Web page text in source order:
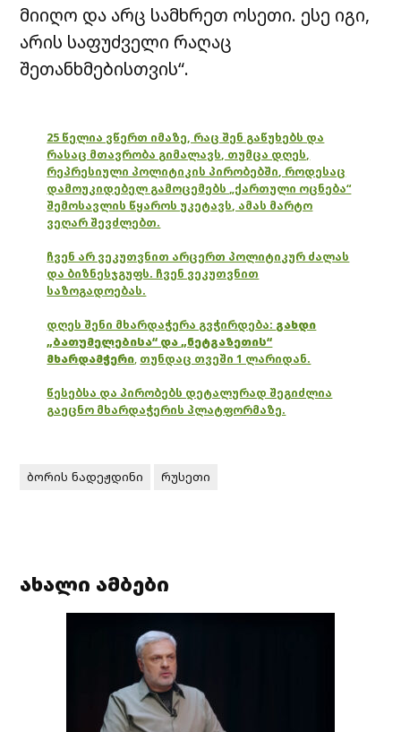
მიიღო და არც სამხრეთ ოსეთი. ესე იგი,
არის საფუძველი რაღაც
შეთანხმებისთვის“.
25 წელია ვწერთ იმაზე, რაც შენ გაწუხებს და
რასაც მთავრობა გიმალავს, თუმცა დღეს,
რეპრესიული პოლიტიკის პირობებში, როდესაც
დამოუკიდებელ გამოცემებს „ქართული ოცნება“
შემოსავლის წყაროს უკეტავს, ამას მარტო
ვეღარ შევძლებთ.
ჩვენ არ ვეკუთვნით არცერთ პოლიტიკურ ძალას
და ბიზნესჯგუფს. ჩვენ ვეკუთვნით
საზოგადოებას.
დღეს შენი მხარდაჭერა გვჭირდება: გახდი
„ბათუმელებისა“ და „ნეტგაზეთის“
მხარდამჭერი, თუნდაც თვეში 1 ლარიდან.
წესებსა და პირობებს დეტალურად შეგიძლია
გაეცნო მხარდაჭერის პლატფორმაზე.
ბორის ნადეჟდინი რუსეთი
ახალი ამბები